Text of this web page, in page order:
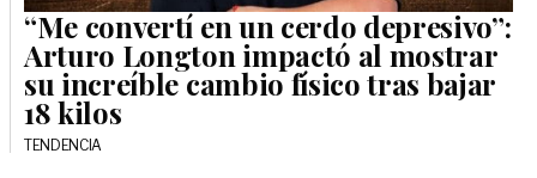
“Me convertí en un cerdo depresivo”:
Arturo Longton impactó al mostrar
su increíble cambio físico tras bajar
18 kilos
TENDENCIA